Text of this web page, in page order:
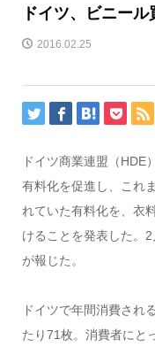
ドイツ、ビニー
2016.02.25
ドイツ商業連盟（HDE
有料化を促進し、これ
れていた有料化を、衣
けることを発表した。
が報じた。
ドイツで年間消費され
たり71枚。消費者にと